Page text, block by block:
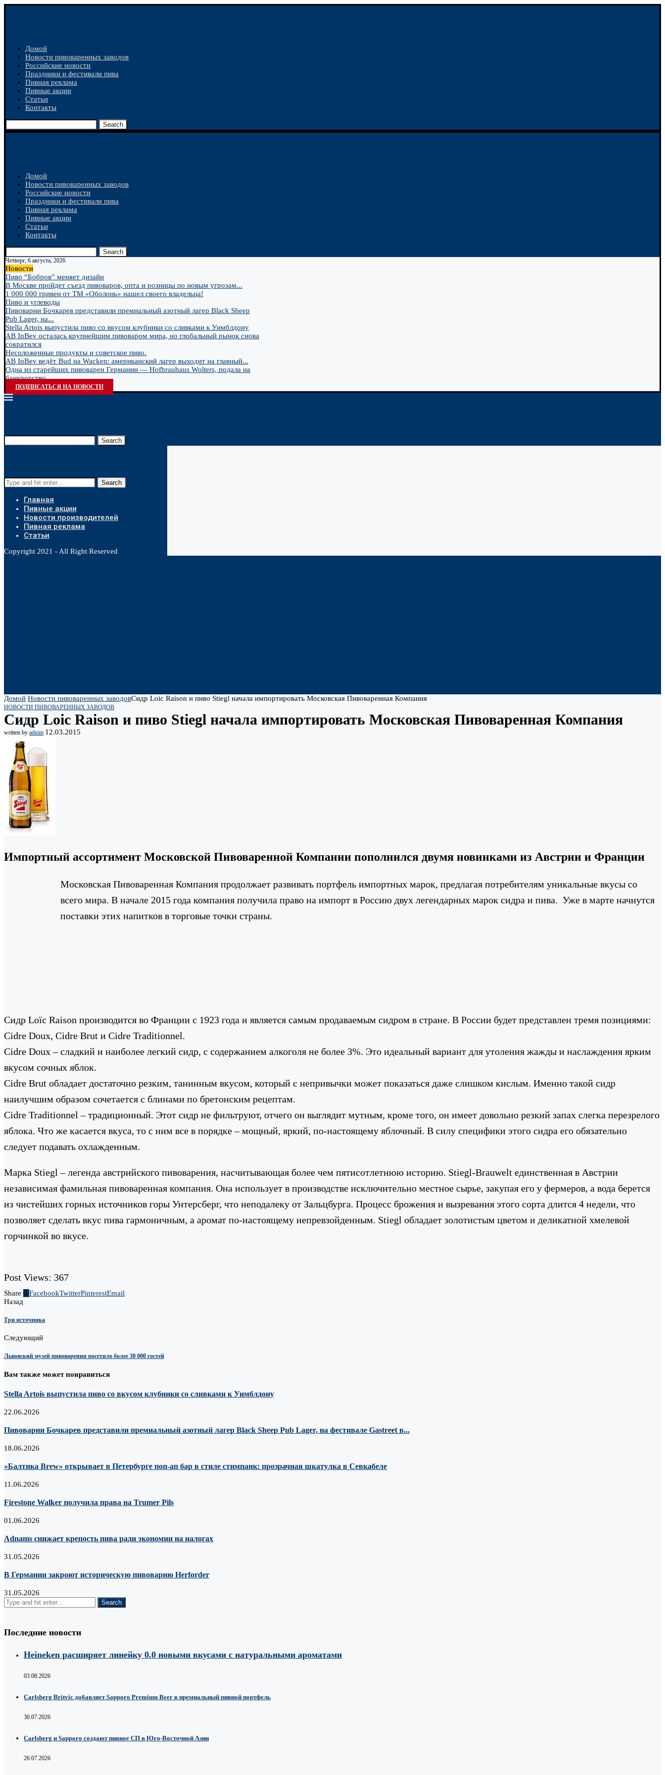
Домой
Новости пивоваренных заводов
Российские новости
Праздники и фестивали пива
Пивная реклама
Пивные акции
Статьи
Контакты
Search
Домой
Новости пивоваренных заводов
Российские новости
Праздники и фестивали пива
Пивная реклама
Пивные акции
Статьи
Контакты
Search
Четверг, 6 августа, 2026
Новости
Пиво “Бобров” меняет дизайн
В Москве пройдет съезд пивоваров, опта и розницы по новым угрозам...
1 000 000 гривен от ТМ «Оболонь» нашел своего владельца!
Пиво и углеводы
Пивоварни Бочкарев представили премиальный азотный лагер Black Sheep
Pub Lager, на...
Stella Artois выпустила пиво со вкусом клубники со сливками к Уимблдону
AB InBev осталась крупнейшим пивоваром мира, но глобальный рынок снова
сократился
Несоложенные продукты и советское пиво.
AB InBev ведёт Bud на Wacken: американский лагер выходит на главный...
Одна из старейших пивоварен Германии — Hofbrauhaus Wolters, подала на
банкротство
ПОДПИСАТЬСЯ НА НОВОСТИ
Search
Search
Главная
Пивные акции
Новости производителей
Пивная реклама
Статьи
Copyright 2021 - All Right Reserved
Домой Новости пивоваренных заводовСидр Loic Raison и пиво Stiegl начала импортировать Московская Пивоваренная Компания
НОВОСТИ ПИВОВАРЕННЫХ ЗАВОДОВ
Сидр Loic Raison и пиво Stiegl начала импортировать Московская Пивоваренная Компания
written by admin 12.03.2015
Импортный ассортимент Московской Пивоваренной Компании пополнился двумя новинками из Австрии и Франции
Московская Пивоваренная Компания продолжает развивать портфель импортных марок, предлагая потребителям уникальные вкусы со
всего мира. В начале 2015 года компания получила право на импорт в Россию двух легендарных марок сидра и пива. Уже в марте начнутся
поставки этих напитков в торговые точки страны.
Сидр Loïc Raison производится во Франции с 1923 года и является самым продаваемым сидром в стране. В России будет представлен тремя позициями:
Cidre Doux, Cidre Brut и Cidre Traditionnel.
Cidre Doux – сладкий и наиболее легкий сидр, с содержанием алкоголя не более 3%. Это идеальный вариант для утоления жажды и наслаждения ярким
вкусом сочных яблок.
Cidre Brut обладает достаточно резким, танинным вкусом, который с непривычки может показаться даже слишком кислым. Именно такой сидр
наилучшим образом сочетается с блинами по бретонским рецептам.
Cidre Traditionnel – традиционный. Этот сидр не фильтруют, отчего он выглядит мутным, кроме того, он имеет довольно резкий запах слегка перезрелого
яблока. Что же касается вкуса, то с ним все в порядке – мощный, яркий, по-настоящему яблочный. В силу специфики этого сидра его обязательно
следует подавать охлажденным.
Марка Stiegl – легенда австрийского пивоварения, насчитывающая более чем пятисотлетнюю историю. Stiegl-Brauwelt единственная в Австрии
независимая фамильная пивоваренная компания. Она использует в производстве исключительно местное сырье, закупая его у фермеров, а вода берется
из чистейших горных источников горы Унтерсберг, что неподалеку от Зальцбурга. Процесс брожения и вызревания этого сорта длится 4 недели, что
позволяет сделать вкус пива гармоничным, а аромат по-настоящему непревзойденным. Stiegl обладает золотистым цветом и деликатной хмелевой
горчинкой во вкусе.
Post Views: 367
Share 0 FacebookTwitterPinterestEmail
Назад
Три источника
Следующий
Львовский музей пивоварения посетило более 30 000 гостей
Вам также может понравиться
Stella Artois выпустила пиво со вкусом клубники со сливками к Уимблдону
22.06.2026
Пивоварни Бочкарев представили премиальный азотный лагер Black Sheep Pub Lager, на фестивале Gastreet в...
18.06.2026
«Балтика Brew» открывает в Петербурге поп-ап бар в стиле стимпанк: прозрачная шкатулка в Севкабеле
11.06.2026
Firestone Walker получила права на Trumer Pils
01.06.2026
Adnams снижает крепость пива ради экономии на налогах
31.05.2026
В Германии закроют историческую пивоварню Herforder
31.05.2026
Последние новости
Heineken расширяет линейку 0.0 новыми вкусами с натуральными ароматами
03.08.2026
Carlsberg Britvic добавляет Sapporo Premium Beer в премиальный пивной портфель
30.07.2026
Carlsberg и Sapporo создают пивное СП в Юго-Восточной Азии
26.07.2026